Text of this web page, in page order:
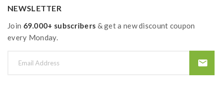
NEWSLETTER
Join 69.000+ subscribers & get a new discount coupon
every Monday.